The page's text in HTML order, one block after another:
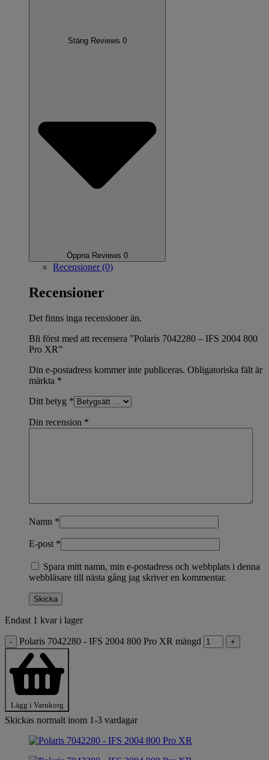
Stäng Reviews 0
Öppna Reviews 0
Recensioner (0)
Recensioner
Det finns inga recensioner än.
Bli först med att recensera ”Polaris 7042280 – IFS 2004 800
Pro XR”
Din e-postadress kommer inte publiceras. Obligatoriska fält är
märkta *
Ditt betyg *
Din recension *
Namn *
E-post *
Spara mitt namn, min e-postadress och webbplats i denna
webbläsare till nästa gång jag skriver en kommentar.
Endast 1 kvar i lager
- Polaris 7042280 - IFS 2004 800 Pro XR mängd +
Lägg i Varukorg
Skickas normalt inom 1-3 vardagar